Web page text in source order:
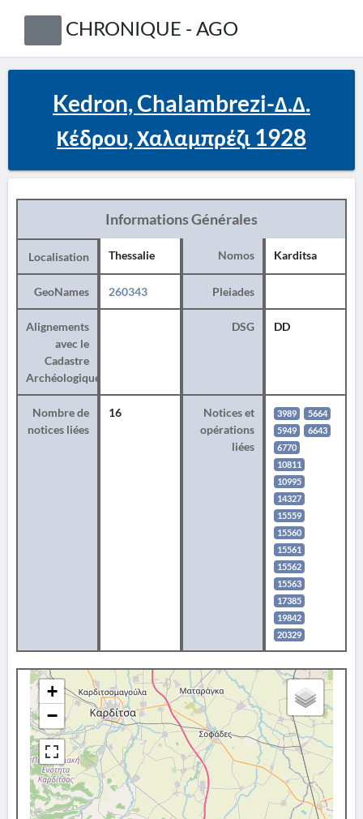
CHRONIQUE - AGO
Kedron, Chalambrezi-Δ.Δ.
Κέδρου, Χαλαμπρέζι 1928
Informations Générales
Localisation Thessalie Nomos Karditsa
GeoNames 260343 Pleiades
Alignements
avec le
Cadastre
Archéologique
DSG DD
Nombre de
notices liées
16
Notices et
opérations
liées
3989
5664
5949
6643
6770
10811
10995
14327
15559
15560
15561
15562
15563
17385
19842
20329
+
−